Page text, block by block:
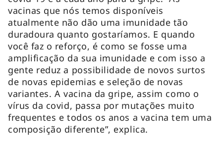
vacinas que nós temos disponíveis
atualmente não dão uma imunidade tão
duradoura quanto gostaríamos. E quando
você faz o reforço, é como se fosse uma
amplificação da sua imunidade e com isso a
gente reduz a possibilidade de novos surtos
de novas epidemias e seleção de novas
variantes. A vacina da gripe, assim como o
vírus da covid, passa por mutações muito
frequentes e todos os anos a vacina tem uma
composição diferente”, explica.